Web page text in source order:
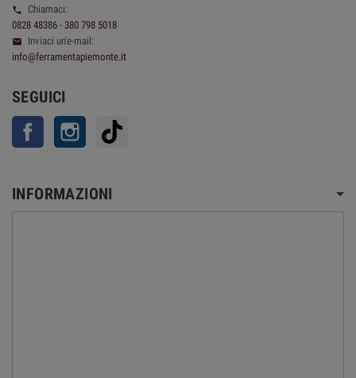

Chiamaci:
0828 48386 - 380 798 5018

Inviaci un'e-mail:
info@ferramentapiemonte.it
SEGUICI
Facebook Instagram
INFORMAZIONI